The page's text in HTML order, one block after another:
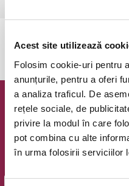
Acest site utilizează
Folosim cookie-uri pentru
anunțurile, pentru a oferi
a analiza traficul. De
rețele sociale, de
privire la modul în care
pot combina cu alte
în urma folosirii serviciilor
Oferte exclusive si o